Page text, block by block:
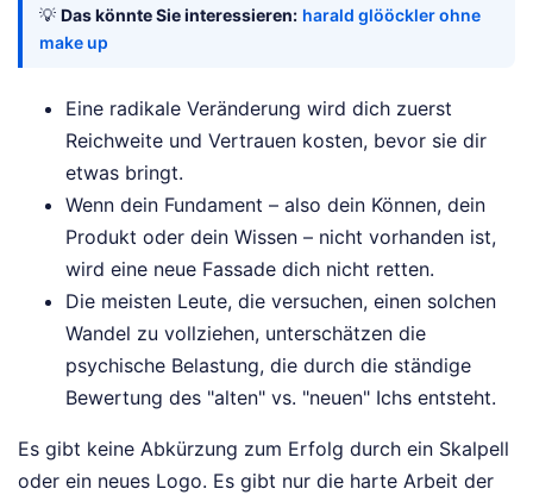
💡 Das könnte Sie interessieren: harald glööckler ohne
make up
Eine radikale Veränderung wird dich zuerst
Reichweite und Vertrauen kosten, bevor sie dir
etwas bringt.
Wenn dein Fundament – also dein Können, dein
Produkt oder dein Wissen – nicht vorhanden ist,
wird eine neue Fassade dich nicht retten.
Die meisten Leute, die versuchen, einen solchen
Wandel zu vollziehen, unterschätzen die
psychische Belastung, die durch die ständige
Bewertung des "alten" vs. "neuen" Ichs entsteht.
Es gibt keine Abkürzung zum Erfolg durch ein Skalpell
oder ein neues Logo. Es gibt nur die harte Arbeit der